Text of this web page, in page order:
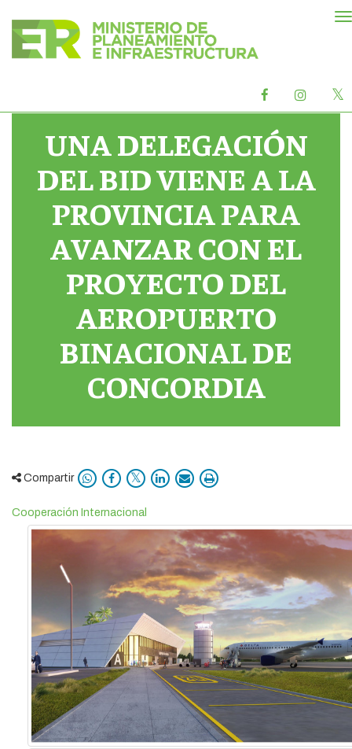
Facebook
oficialoficial
UNA DELEGACIÓN
DEL BID VIENE A LA
PROVINCIA PARA
AVANZAR CON EL
PROYECTO DEL
AEROPUERTO
BINACIONAL DE
CONCORDIA
Compartir
Cooperación Internacional